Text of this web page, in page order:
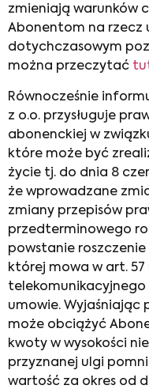
zmieniają warunków
Abonentom na rzecz
dotychczasowym
można przeczytać
Równocześnie
z o.o. przysługuje
abonenckiej w
które może być
życie tj. do dnia 8
że wprowadzane
zmiany przepisów
przedterminowego
powstanie roszczenie
której mowa w art. 57
telekomunikacyjnego
umowie. Wyjaśniając
może obciążyć
kwoty w wysokości
przyznanej ulgi
wartość za okres od